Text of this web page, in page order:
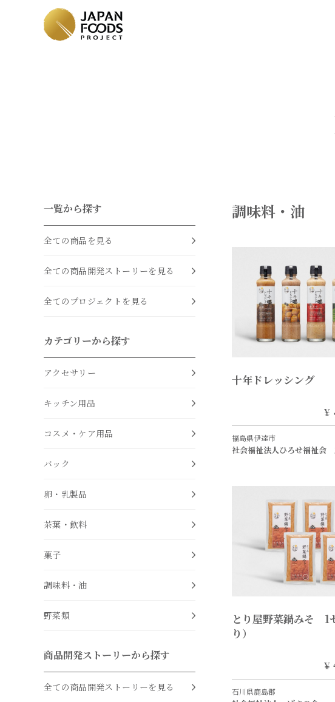
一覧から探す
全ての商品を見る
全ての商品開発ストーリーを見る
全てのプロジェクトを見る
カテゴリーから探す
アクセサリー
キッチン用品
コスメ・ケア用品
バック
卵・乳製品
茶葉・飲料
菓子
調味料・油
野菜類
商品開発ストーリーから探す
全ての商品開発ストーリーを見る
調味料・油
十年ドレッシング
￥
福島県伊達市
社会福祉法人ひろせ福祉会
とり屋野菜鍋みそ 1
り）
￥
石川県鹿島郡